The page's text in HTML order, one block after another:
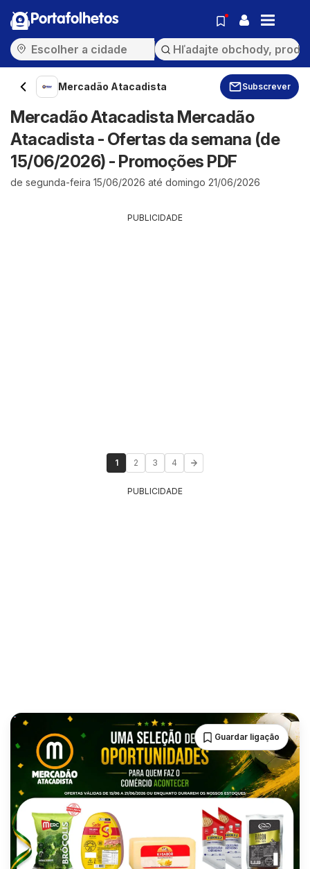
Portafolhetos
Mercadão Atacadista Subscrever
Mercadão Atacadista Mercadão
Atacadista - Ofertas da semana (de
15/06/2026) - Promoções PDF
de segunda-feira 15/06/2026 até domingo 21/06/2026
PUBLICIDADE
1 2 3 4
PUBLICIDADE
Guardar ligação